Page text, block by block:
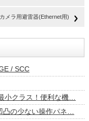
メラ用避雷器(Ethernet用)
/ SCC
小クラス！便利な機…
の少ない操作パネ…